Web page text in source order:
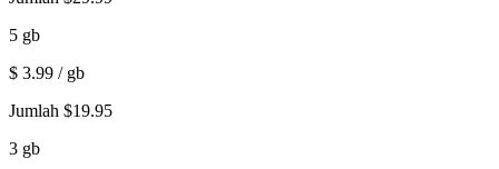
5 gb
$ 3.99 / gb
Jumlah $19.95
3 gb